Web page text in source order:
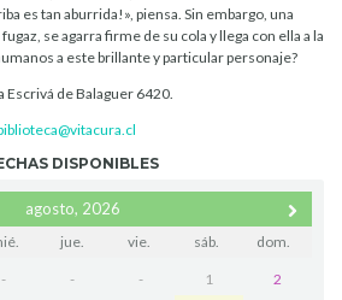
es tan aburrida!», piensa. Sin embargo, una
se agarra firme de su cola y llega con ella a la
a este brillante y particular personaje?
Escrivá de Balaguer 6420.
DISPONIBLES
agosto, 2026
jue. vie. sáb. dom.
- - - 1
2